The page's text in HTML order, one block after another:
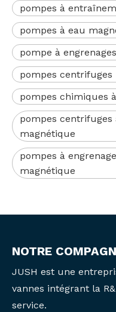
pompes à
pompes à eau
pompe à
pompes centrifuges
pompes chimiques
pompes
magnétique
pompes à
magnétique
NOTRE
JUSH est une
vannes intégrant la
service.